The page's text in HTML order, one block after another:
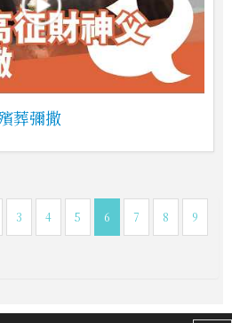
葬彌撒
3 4 5 6 7 8 9